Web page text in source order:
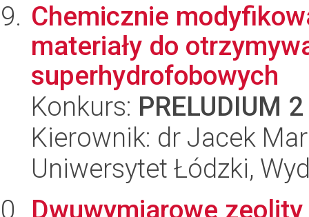
Chemicznie
materiały do
superhydrofobowych
Konkurs: PRELUDIUM 2
Kierownik: dr Jacek
Uniwersytet Łódzki,
Dwuwymiarowe